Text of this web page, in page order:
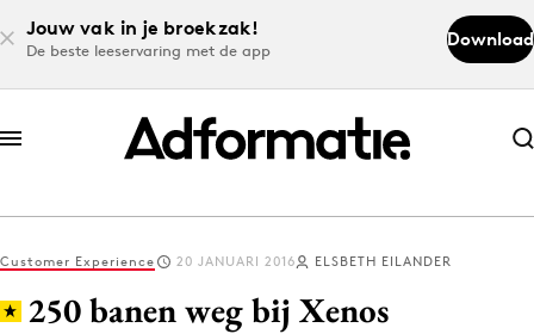
Jouw vak in je broekzak!
De beste leeservaring met de app
Download
Abonneer nu
Abonneer nu
Log in
Customer Experience 20 JANUARI 2016 ELSBETH EILANDER
250 banen weg bij Xenos